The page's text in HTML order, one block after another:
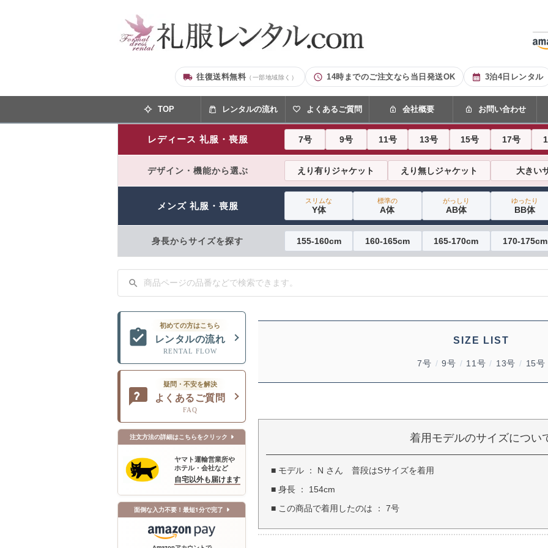
往復送料無料（一部地域除く） 14時までのご注文なら当日発送OK 3泊4日レンタル
TOP レンタルの流れ よくあるご質問 会社概要 お問い合わせ
レディース 礼服・喪服 7号 9号 11号 13号 15号 17号
デザイン・機能から選ぶ えり有りジャケット えり無しジャケット 大きい
メンズ 礼服・喪服 スリムな
Y体
標準の
A体
がっしり
AB体
ゆったり
BB体
身長からサイズを探す 155-160cm 160-165cm 165-170cm 170-175cm
初めての方はこちら
レンタルの流れ
RENTAL FLOW
疑問・不安を解決
よくあるご質問
FAQ
注文方法の詳細はこちらをクリック
ヤマト運輸営業所や
ホテル・会社など
自宅以外も届けます
面倒な入力不要！最短1分で完了
SIZE LIST
7号 / 9号 / 11号 / 13号 / 15号
着用モデルのサイズについ
■ モデル ： N さん 普段はSサイズを着用
■ 身長 ： 154cm
■ この商品で着用したのは ： 7号